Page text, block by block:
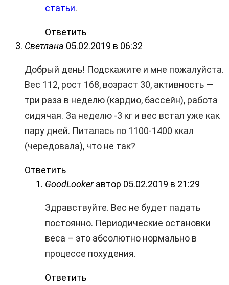
статьи.
Ответить
Светлана 05.02.2019 в 06:32
Добрый день! Подскажите и мне пожалуйста.
Вес 112, рост 168, возраст 30, активность —
три раза в неделю (кардио, бассейн), работа
сидячая. За неделю -3 кг и вес встал уже как
пару дней. Питалась по 1100-1400 ккал
(чередовала), что не так?
Ответить
GoodLooker автор 05.02.2019 в 21:29
Здравствуйте. Вес не будет падать
постоянно. Периодические остановки
веса – это абсолютно нормально в
процессе похудения.
Ответить